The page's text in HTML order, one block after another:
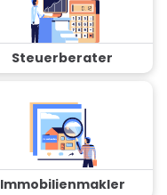
Steuerberater
Immobilienmakler